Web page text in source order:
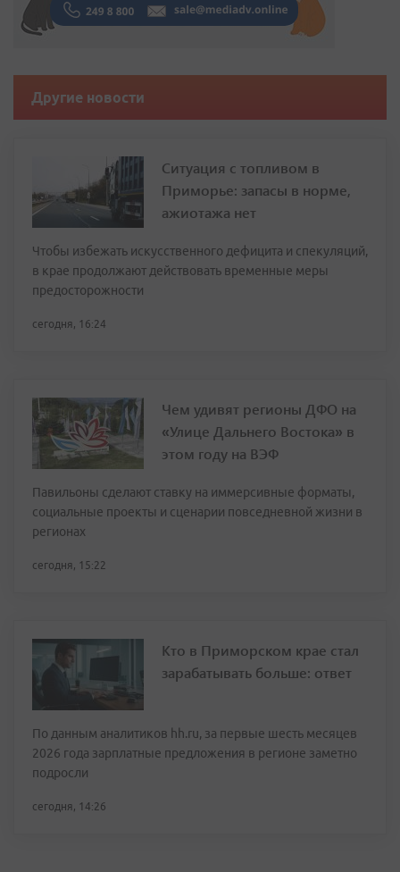
Другие новости
Ситуация с топливом в
Приморье: запасы в норме,
ажиотажа нет
Чтобы избежать искусственного дефицита и спекуляций,
в крае продолжают действовать временные меры
предосторожности
сегодня, 16:24
Чем удивят регионы ДФО на
«Улице Дальнего Востока» в
этом году на ВЭФ
Павильоны сделают ставку на иммерсивные форматы,
социальные проекты и сценарии повседневной жизни в
регионах
сегодня, 15:22
Кто в Приморском крае стал
зарабатывать больше: ответ
По данным аналитиков hh.ru, за первые шесть месяцев
2026 года зарплатные предложения в регионе заметно
подросли
сегодня, 14:26